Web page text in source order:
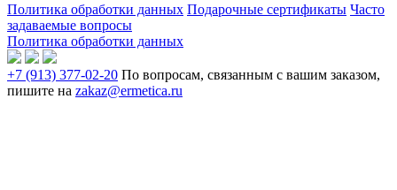
Политика обработки данных Подарочные сертификаты Часто
задаваемые вопросы
Политика обработки данных
+7 (913) 377-02-20 По вопросам, связанным с вашим заказом,
пишите на zakaz@ermetica.ru